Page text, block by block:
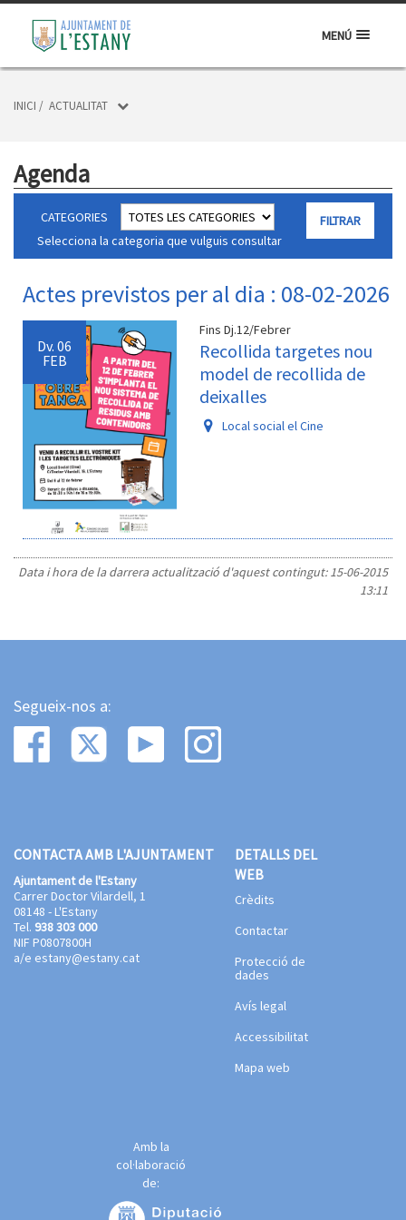
MENÚ
INICI / ACTUALITAT
Agenda
CATEGORIES
Selecciona la categoria que vulguis consultar
Actes previstos per al dia : 08-02-2026
Dv. 06
FEB
Fins Dj.12/Febrer
Recollida targetes nou
model de recollida de
deixalles
Local social el Cine
Data i hora de la darrera actualització d'aquest contingut:15-06-2015
13:11
Segueix-nos a:
CONTACTA AMB L'AJUNTAMENT
Ajuntament de l'Estany
Carrer Doctor Vilardell, 1
08148 - L'Estany
Tel. 938 303 000
NIF P0807800H
a/e estany@estany.cat
DETALLS DEL
WEB
Crèdits
Contactar
Protecció de
dades
Avís legal
Accessibilitat
Mapa web
Amb la
col·laboració
de: